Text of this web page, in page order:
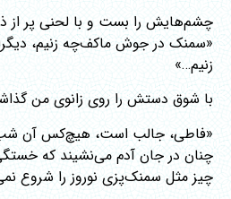
چشم‌هایش را بست و با لحنی پر از
«سمنک در جوش ماکف‌چه زنیم،
زنیم…»
با شوق دستش را روی زانوی من
«فاطی، جالب است، هیچ‌کس آن شب
چنان در جان آدم می‌نشیند که
چیز مثل سمنک‌پزی نوروز را شروع